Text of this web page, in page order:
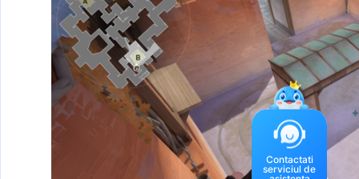
Contactati
serviciul de